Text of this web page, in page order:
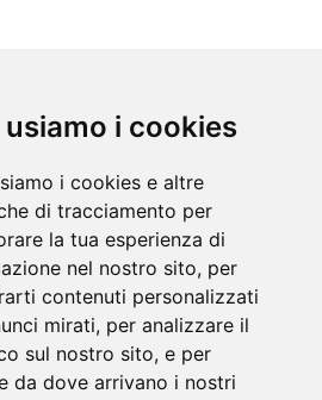
usiamo i cookies
i cookies e altre
di tracciamento per
la tua esperienza di
nel nostro sito, per
contenuti personalizzati
mirati, per analizzare il
sul nostro sito, e per
da dove arrivano i nostri